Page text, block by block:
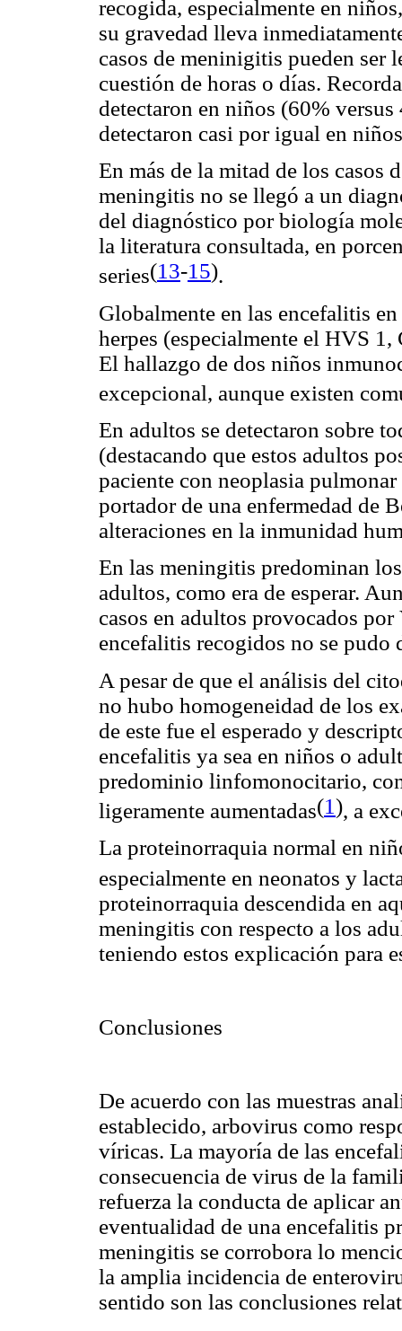
recogida, especialmente en
su gravedad lleva
casos de meninigitis pueden ser
cuestión de horas o días.
detectaron en niños (60%
detectaron casi por igual en
En más de la mitad de los casos
meningitis no se llegó a un
del diagnóstico por biología
la literatura consultada, en
series(13-15).
Globalmente en las encefalitis
herpes (especialmente el HVS
El hallazgo de dos niños
excepcional, aunque existen
En adultos se detectaron sobre
(destacando que estos adultos
paciente con neoplasia
portador de una enfermedad de
alteraciones en la inmunidad
En las meningitis predominan
adultos, como era de esperar.
casos en adultos provocados
encefalitis recogidos no se pudo
A pesar de que el análisis del
no hubo homogeneidad de los
de este fue el esperado y
encefalitis ya sea en niños o
predominio linfomonocitario,
ligeramente aumentadas(1), a
La proteinorraquia normal en
especialmente en neonatos y
proteinorraquia descendida en
meningitis con respecto a los
teniendo estos explicación para
Conclusiones
De acuerdo con las muestras
establecido, arbovirus como
víricas. La mayoría de las
consecuencia de virus de la
refuerza la conducta de aplicar
eventualidad de una encefalitis
meningitis se corrobora lo
la amplia incidencia de
sentido son las conclusiones